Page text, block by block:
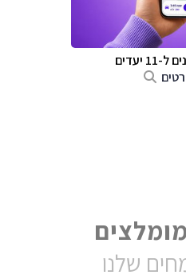
יעדים
שלנו